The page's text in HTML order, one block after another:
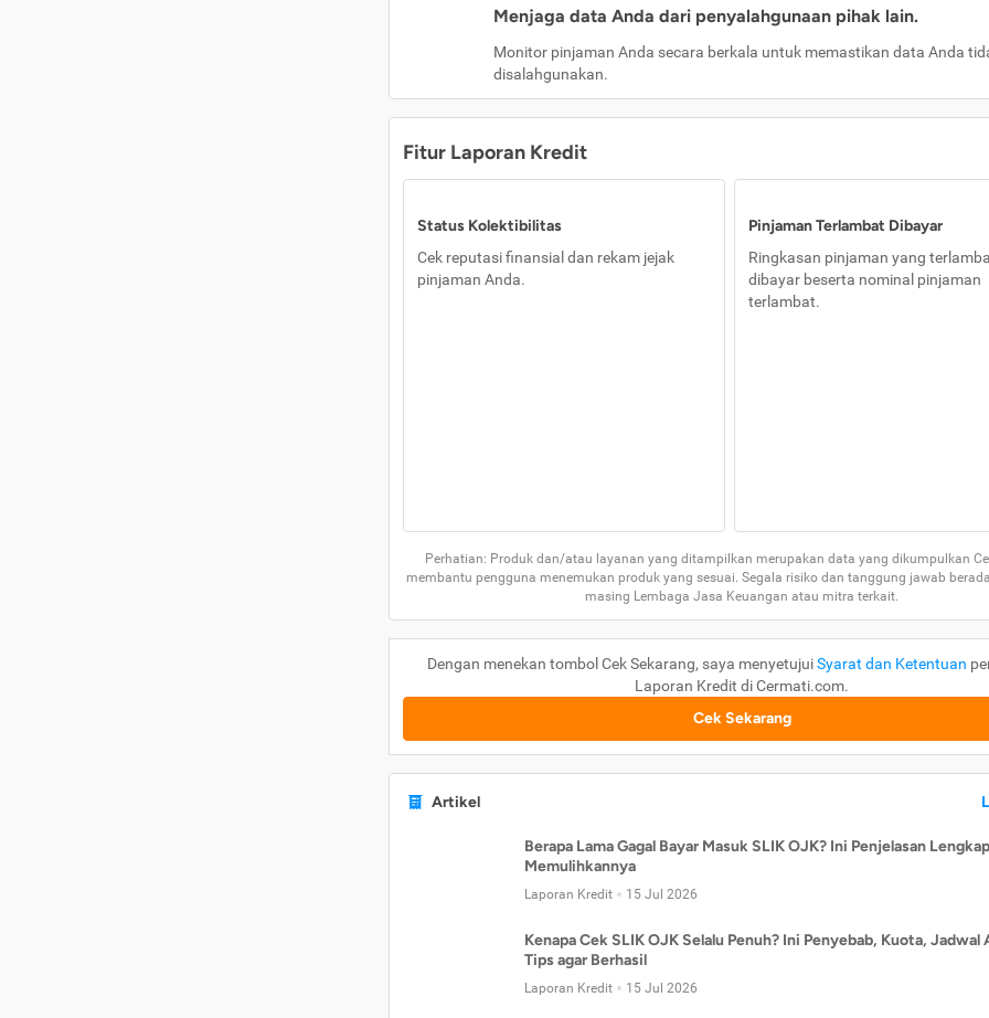
Menjaga data Anda dari penyalahgunaan pihak lain.
Monitor pinjaman Anda secara berkala untuk memastikan data Anda
disalahgunakan.
Fitur Laporan Kredit
Status Kolektibilitas
Cek reputasi finansial dan rekam jejak
pinjaman Anda.
Pinjaman Terlambat Dibayar
Ringkasan pinjaman yang
dibayar beserta nominal pinjaman
terlambat.
Perhatian: Produk dan/atau layanan yang ditampilkan merupakan data yang dikumpulkan
membantu pengguna menemukan produk yang sesuai. Segala risiko dan tanggung jawab
masing Lembaga Jasa Keuangan atau mitra terkait.
Dengan menekan tombol Cek Sekarang, saya menyetujuiSyarat dan Ketentuan
Laporan Kredit di Cermati.com.
Cek Sekarang
Artikel
Berapa Lama Gagal Bayar Masuk SLIK OJK? Ini Penjelasan
Memulihkannya
Laporan Kredit 15 Jul 2026
Kenapa Cek SLIK OJK Selalu Penuh? Ini Penyebab, Kuota, Jadwal
Tips agar Berhasil
Laporan Kredit 15 Jul 2026